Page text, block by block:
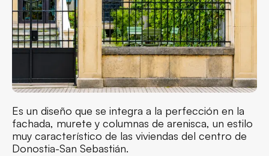
Es un diseño que se integra a la perfección en la
fachada, murete y columnas de arenisca, un estilo
muy característico de las viviendas del centro de
Donostia-San Sebastián.